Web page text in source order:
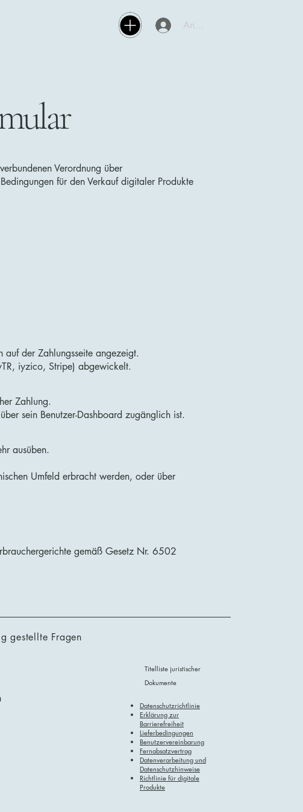
Anmelden
Verordnung über
für den Verkauf digitaler Produkte
der Zahlungsseite angezeigt.
iyzico, Stripe) abgewickelt.
Zahlung.
sein Benutzer-Dashboard zugänglich ist.
ausüben.
Umfeld erbracht werden, oder über
gemäß Gesetz Nr. 6502
Titelliste juristischer
Dokumente
Datenschutzrichtlinie
Erklärung zur
Barrierefreiheit
Lieferbedingungen
Benutzervereinbarung
Fernabsatzvertrag
Datenverarbeitung und
Datenschutzhinweise
Richtlinie für digitale
Produkte
gestellte Fragen